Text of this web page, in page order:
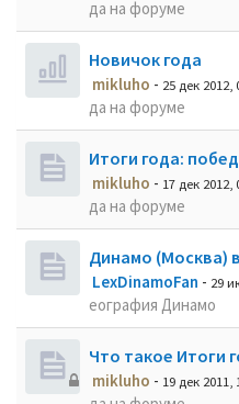
да на форуме
Новичок года
mikluho - 25 дек 2012,
да на форуме
Итоги года:
mikluho - 17 дек 2012,
да на форуме
Динамо (Москва)
LexDinamoFan - 29
еография Динамо
Что такое Итоги
mikluho - 19 дек 2011,